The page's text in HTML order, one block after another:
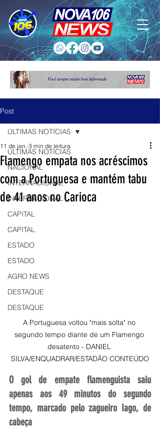
Post
ÚLTIMAS NOTÍCIAS
NACIONAL
INTERNACIONAL
INTERNACIONAL
CAPITAL
CAPITAL
ESTADO
ESTADO
AGRO NEWS
DESTAQUE
DESTAQUE
ÚLTIMAS NOTÍCIAS
Flamengo empata nos acréscimos
com a Portuguesa e mantém tabu
de 41 anos no Carioca
11 de jan. 3 min de leitura
A Portuguesa voltou "mais solta" no
segundo tempo diante de um Flamengo
desatento - DANIEL
SILVA/ENQUADRAR/ESTADÃO CONTEÚDO
O gol de empate flamenguista saiu
apenas aos 49 minutos do segundo
tempo, marcado pelo zagueiro Iago, de
cabeça